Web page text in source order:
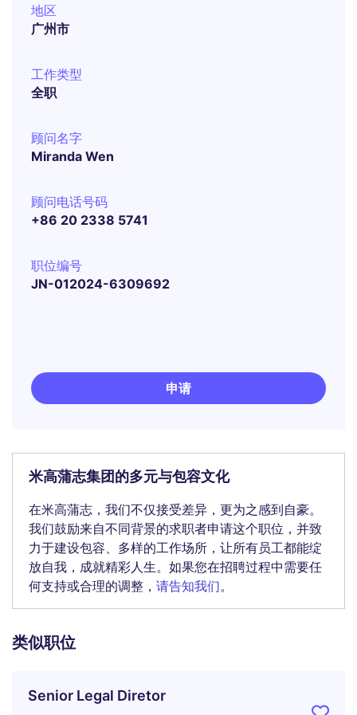
地区
广州市
工作类型
全职
顾问名字
Miranda Wen
顾问电话号码
+86 20 2338 5741
职位编号
JN-012024-6309692
申请
米高蒲志集团的多元与包容文化
在米高蒲志，我们不仅接受差异，更为之感到自豪。
我们鼓励来自不同背景的求职者申请这个职位，并致
力于建设包容、多样的工作场所，让所有员工都能绽
放自我，成就精彩人生。如果您在招聘过程中需要任
何支持或合理的调整， 请告知我们。
类似职位
Senior Legal Diretor